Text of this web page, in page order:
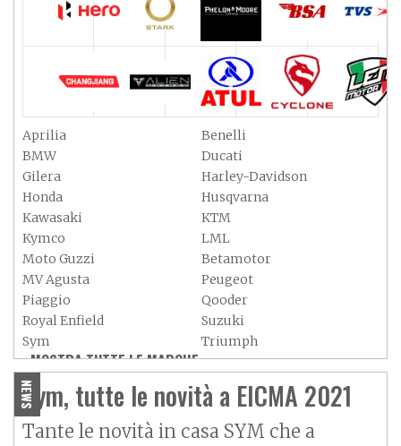
Aprilia
Benelli
BMW
Ducati
Gilera
Harley-Davidson
Honda
Husqvarna
Kawasaki
KTM
Kymco
LML
Moto Guzzi
Betamotor
MV Agusta
Peugeot
Piaggio
Qooder
Royal Enfield
Suzuki
Sym
Triumph
Vespa
Yamaha
Adiva
Adly
Aeon
Aspes
Axy
Baotian
MOSTRA TUTTE LE MARCHE »
NEWS
Sym, tutte le novità a EICMA 2021
Tante le novità in casa SYM che a